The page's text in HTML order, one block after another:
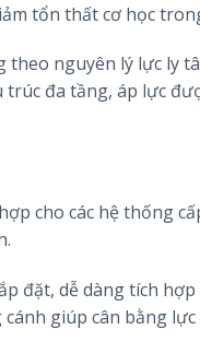
tổn thất cơ học
nguyên lý lực ly
trúc đa tầng, áp lực
cho các hệ thống
đặt, dễ dàng tích
giúp cân bằng